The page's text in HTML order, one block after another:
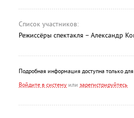
Список участников:
Режиссёры спектакля – Александр
Подробная информация доступна только
Войдите в систему или зарегистрируйтесь